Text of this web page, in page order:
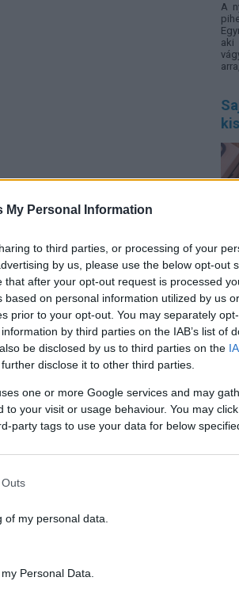
My Personal Information
to third parties, or processing of your
by us, please use the below opt-out
after your opt-out request is processed
on personal information utilized by us
prior to your opt-out. You may separately
by third parties on the IAB’s list of
be disclosed by us to third parties on the
disclose it to other third parties.
one or more Google services and may
to your visit or usage behaviour. You may
party tags to use your data for below
my personal data.
Personal Data.
A
aki
5